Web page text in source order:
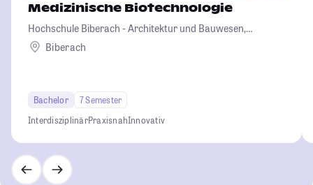
Medizinische Biotechnologie
Hochschule Biberach - Architektur und Bauwesen,
Betriebswirtschaft und Biotechnologie
Biberach
Bachelor
7 Semester
InterdisziplinärPraxisnahInnovativ